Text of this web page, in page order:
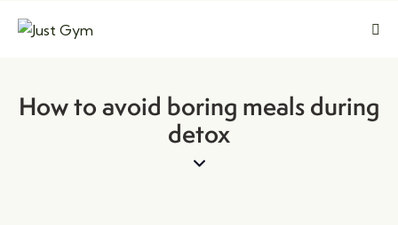
How to avoid boring meals during
detox
Kapat